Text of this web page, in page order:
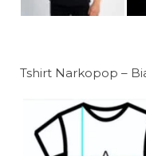
Tshirt Narkopop –